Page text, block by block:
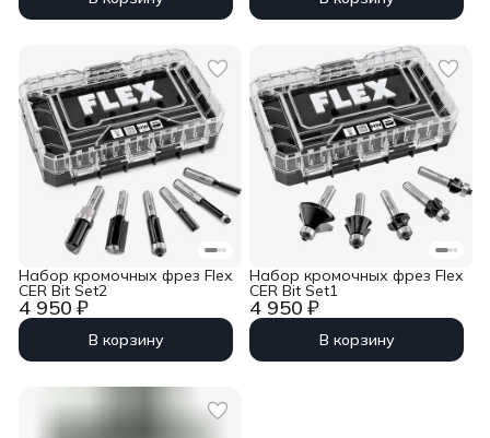
4 950 ₽
Набор кромочных фрез Flex
CER Bit Set2
В корзину
4 950 ₽
Набор кромочных фрез Flex
CER Bit Set1
В корзину